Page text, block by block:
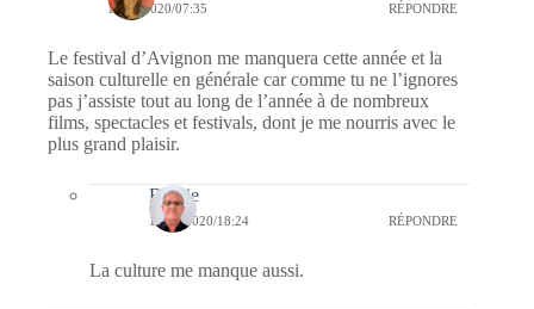
17/05/2020/07:35 RÉPONDRE
Le festival d’Avignon me manquera cette année et la
saison culturelle en générale car comme tu ne l’ignores
pas j’assiste tout au long de l’année à de nombreux
films, spectacles et festivals, dont je me nourris avec le
plus grand plaisir.
Bernie
17/05/2020/18:24 RÉPONDRE
La culture me manque aussi.